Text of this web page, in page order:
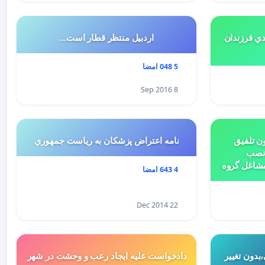
ي جديد ٥درصدي فرزندان
اردبیل منتظر قطار است...
5 048 امضا
8 Sep 2016
تلفیق
نصب
گروه
کاربری
نامه اعتراض پزشكان به رياست جمهوري
4 643 امضا
22 Dec 2014
تغییر
دادخواست علیه ایجاد رعب و وحشت در شهر